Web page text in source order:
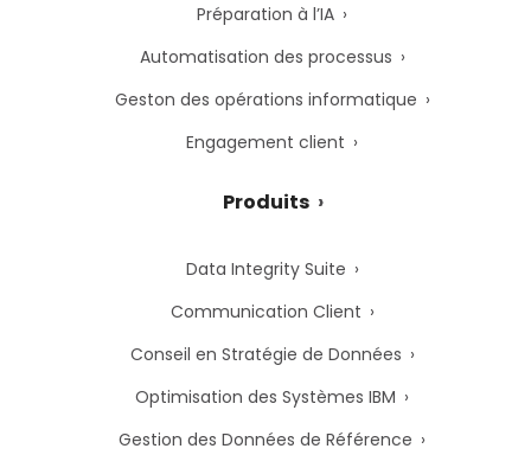
Préparation à l’IA
Automatisation des processus
Geston des opérations informatique
Engagement client
Produits
Data Integrity Suite
Communication Client
Conseil en Stratégie de Données
Optimisation des Systèmes IBM
Gestion des Données de Référence